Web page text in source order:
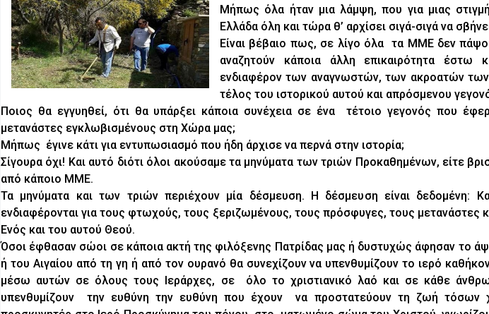
Μήπως όλα ήταν μια λάμψη, που για μιας
Ελλάδα όλη και τώρα θ’ αρχίσει σιγά-σιγά να
Είναι βέβαιο πως, σε λίγο όλα τα ΜΜΕ δεν
αναζητούν κάποια άλλη επικαιρότητα έστω
ενδιαφέρον των αναγνωστών, των ακροατών των
τέλος του ιστορικού αυτού και απρόσμενου
Ποιος θα εγγυηθεί, ότι θα υπάρξει κάποια συνέχεια σε ένα τέτοιο γεγονός που
μετανάστες εγκλωβισμένους στη Χώρα μας;
Μήπως έγινε κάτι για εντυπωσιασμό που ήδη άρχισε να περνά στην ιστορία;
Σίγουρα όχι! Και αυτό διότι όλοι ακούσαμε τα μηνύματα των τριών Προκαθημένων, είτε
από κάποιο ΜΜΕ.
Τα μηνύματα και των τριών περιέχουν μία δέσμευση. Η δέσμευση είναι δεδομένη:
ενδιαφέρονται για τους φτωχούς, τους ξεριζωμένους, τους πρόσφυγες, τους μετανάστες
Ενός και του αυτού Θεού.
Όσοι έφθασαν σώοι σε κάποια ακτή της φιλόξενης Πατρίδας μας ή δυστυχώς άφησαν το
ή του Αιγαίου από τη γη ή από τον ουρανό θα συνεχίζουν να υπενθυμίζουν το ιερό
μέσω αυτών σε όλους τους Ιεράρχες, σε όλο το χριστιανικό λαό και σε κάθε
υπενθυμίζουν την ευθύνη την ευθύνη που έχουν να προστατεύουν τη ζωή τόσων